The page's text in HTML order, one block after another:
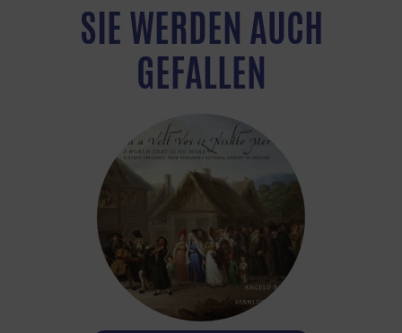
SIE WERDEN AUCH
GEFALLEN